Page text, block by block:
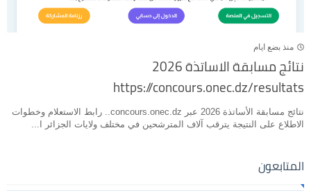
منذ بضع ايام
نتائج مسابقة الاساتذة 2026
https://concours.onec.dz/resultats
نتائج مسابقة الأساتذة 2026 عبر concours.onec.dz.. رابط الاستعلام وخطوات
الاطلاع على النتيجة يترقب آلاف المترشحين في مختلف ولايات الجزائر ا...
المتابعون